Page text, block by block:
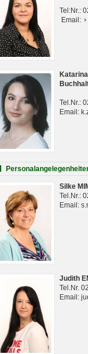
Tel:Nr.:
Email:
Tel.Nr.:
Email:
Silke
Tel.Nr.:
Email:
Judith
Tel.Nr.
Email: